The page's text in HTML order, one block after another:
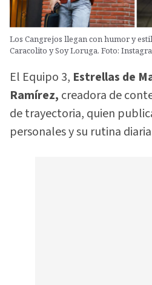
Los Cangrejos llegan con humor y
Caracolito y Soy Loruga. Foto:
El Equipo 3, Estrellas de
Ramírez, creadora de
de trayectoria, quien
personales y su rutina